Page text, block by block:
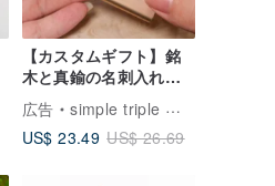
【カスタムギフト】銘
木と真鍮の名刺入れ｜
名刺ケース｜刻印
広告
simple triple イラストジュエリー
US$ 23.49 US$ 26.69